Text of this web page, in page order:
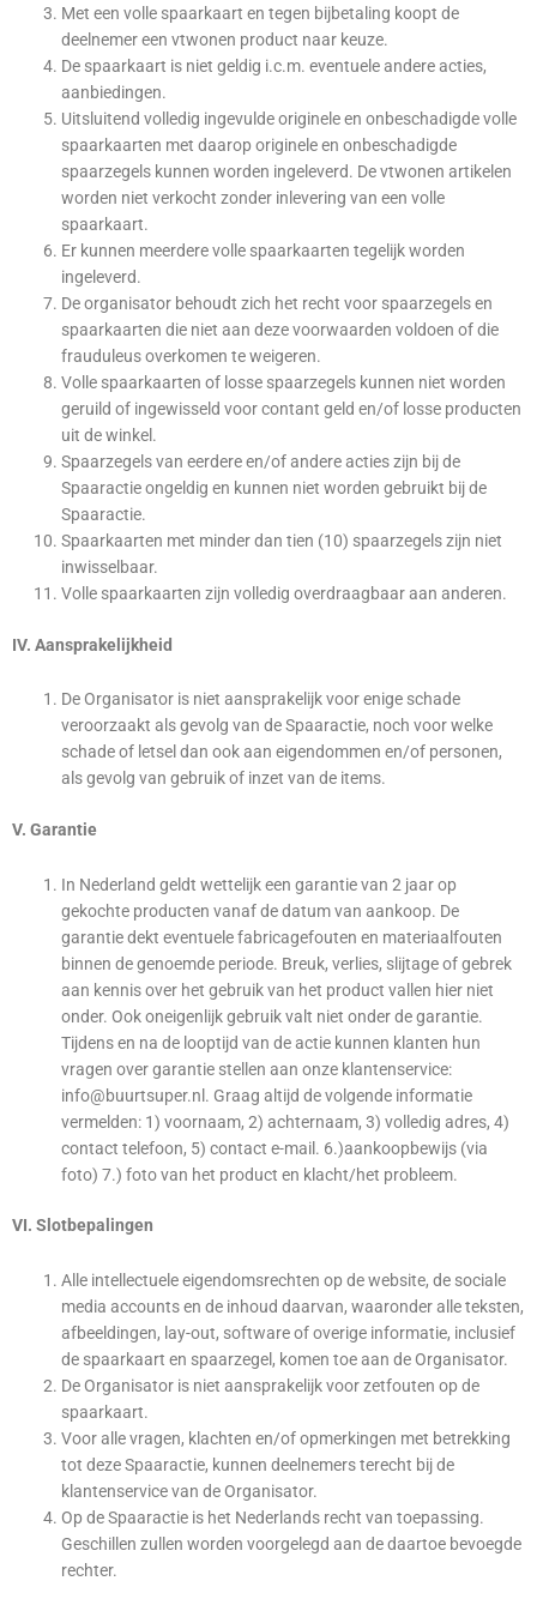
Met een volle spaarkaart en tegen bijbetaling koopt de
deelnemer een vtwonen product naar keuze.
De spaarkaart is niet geldig i.c.m. eventuele andere acties,
aanbiedingen.
Uitsluitend volledig ingevulde originele en onbeschadigde volle
spaarkaarten met daarop originele en onbeschadigde
spaarzegels kunnen worden ingeleverd. De vtwonen artikelen
worden niet verkocht zonder inlevering van een volle
spaarkaart.
Er kunnen meerdere volle spaarkaarten tegelijk worden
ingeleverd.
De organisator behoudt zich het recht voor spaarzegels en
spaarkaarten die niet aan deze voorwaarden voldoen of die
frauduleus overkomen te weigeren.
Volle spaarkaarten of losse spaarzegels kunnen niet worden
geruild of ingewisseld voor contant geld en/of losse producten
uit de winkel.
Spaarzegels van eerdere en/of andere acties zijn bij de
Spaaractie ongeldig en kunnen niet worden gebruikt bij de
Spaaractie.
Spaarkaarten met minder dan tien (10) spaarzegels zijn niet
inwisselbaar.
Volle spaarkaarten zijn volledig overdraagbaar aan anderen.
IV. Aansprakelijkheid
De Organisator is niet aansprakelijk voor enige schade
veroorzaakt als gevolg van de Spaaractie, noch voor welke
schade of letsel dan ook aan eigendommen en/of personen,
als gevolg van gebruik of inzet van de items.
V. Garantie
In Nederland geldt wettelijk een garantie van 2 jaar op
gekochte producten vanaf de datum van aankoop. De
garantie dekt eventuele fabricagefouten en materiaalfouten
binnen de genoemde periode. Breuk, verlies, slijtage of gebrek
aan kennis over het gebruik van het product vallen hier niet
onder. Ook oneigenlijk gebruik valt niet onder de garantie.
Tijdens en na de looptijd van de actie kunnen klanten hun
vragen over garantie stellen aan onze klantenservice:
info@buurtsuper.nl. Graag altijd de volgende informatie
vermelden: 1) voornaam, 2) achternaam, 3) volledig adres, 4)
contact telefoon, 5) contact e-mail. 6.)aankoopbewijs (via
foto) 7.) foto van het product en klacht/het probleem.
VI. Slotbepalingen
Alle intellectuele eigendomsrechten op de website, de sociale
media accounts en de inhoud daarvan, waaronder alle teksten,
afbeeldingen, lay-out, software of overige informatie, inclusief
de spaarkaart en spaarzegel, komen toe aan de Organisator.
De Organisator is niet aansprakelijk voor zetfouten op de
spaarkaart.
Voor alle vragen, klachten en/of opmerkingen met betrekking
tot deze Spaaractie, kunnen deelnemers terecht bij de
klantenservice van de Organisator.
Op de Spaaractie is het Nederlands recht van toepassing.
Geschillen zullen worden voorgelegd aan de daartoe bevoegde
rechter.